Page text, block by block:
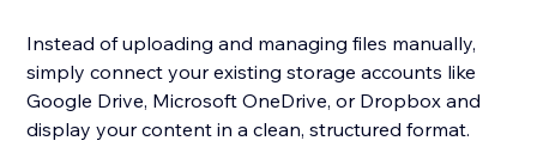
Instead of uploading and managing files manually,
simply connect your existing storage accounts like
Google Drive, Microsoft OneDrive, or Dropbox and
display your content in a clean, structured format.